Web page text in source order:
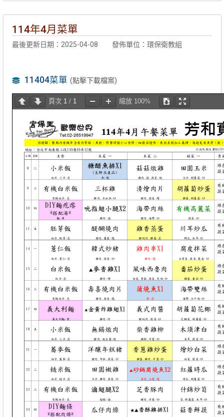
114年4月菜單
最後更新日期：2025-04-08 發佈單位：環保衛教組
11404菜單 (點擊下載檔案)
頁次 1 / 1 縮放 100%